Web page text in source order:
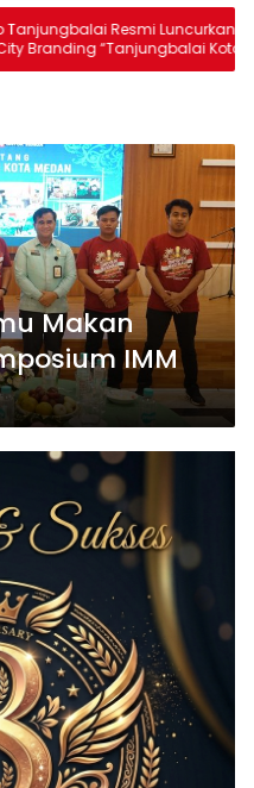
Kota
Berorientasi
Kepuasan
Capai Skor
Makan
IMM